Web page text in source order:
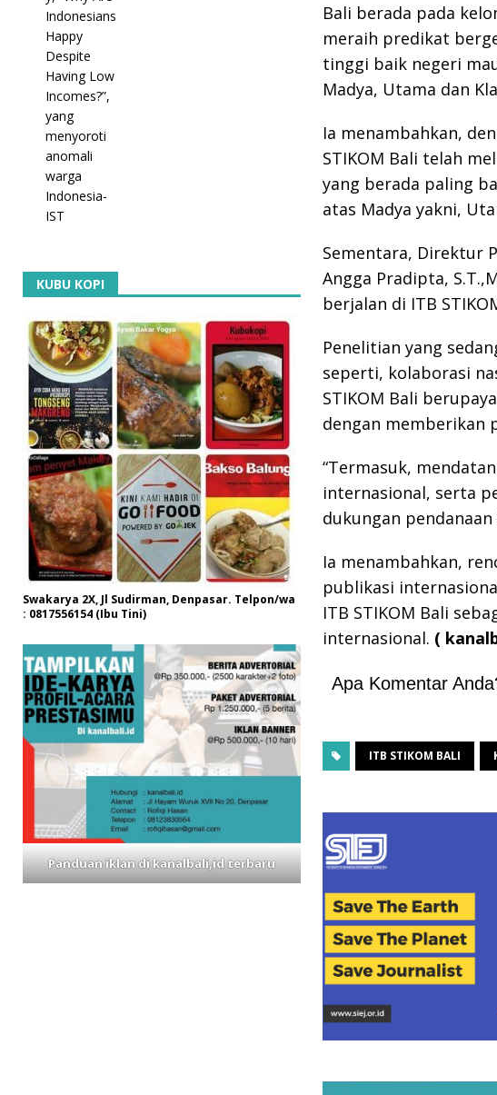
Bali berada pada
meraih predikat
tinggi baik negeri
Madya, Utama dan
Ia menambahkan,
STIKOM Bali telah
yang berada paling
atas Madya yakni,
Sementara, Direktur
Angga Pradipta,
berjalan di ITB
Penelitian yang
seperti, kolaborasi
STIKOM Bali
dengan memberikan
“Termasuk,
internasional, serta
dukungan pendanaan
Ia menambahkan,
publikasi
ITB STIKOM Bali
internasional. (
Apa Komentar
ITB STIKOM BALI
KUBU KOPI
Swakarya 2X, Jl Sudirman, Denpasar. Telpon/wa
: 0817556154 (Ibu Tini)
Panduan iklan di kanalbali,id terbaru